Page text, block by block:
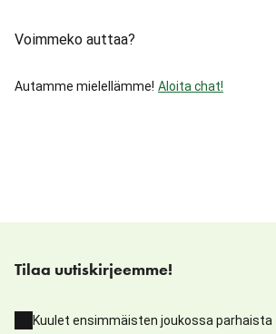
Voimmeko auttaa?
Autamme mielellämme! Aloita chat!
Tilaa uutiskirjeemme!
Kuulet ensimmäisten joukossa